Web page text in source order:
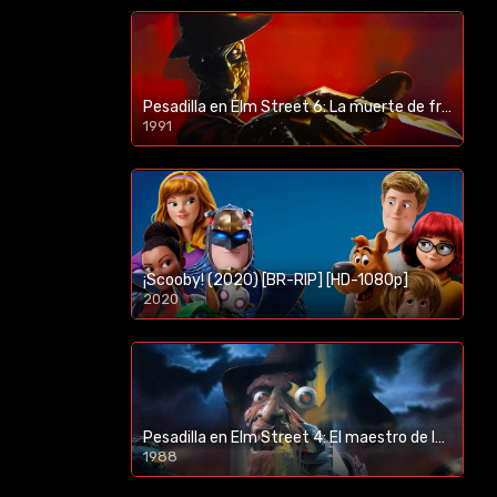
Pesadilla en Elm Street 6: La muerte de freddy (1991) [BR-RIP] [HD-1080p]
1991
¡Scooby! (2020) [BR-RIP] [HD-1080p]
2020
1080p/720p
Pesadilla en Elm Street 4: El maestro de los sueños (1988) [BR-RIP] [HD-1080p]
1988